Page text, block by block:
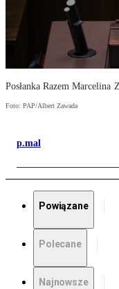
Posłanka Razem Marcelina
Foto: PAP/Albert Zawada
p.mal
Powiązane
Polecane
Najnowsze